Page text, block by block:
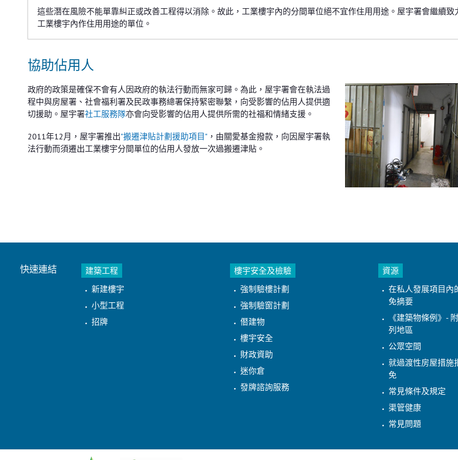
這些潛在風險不能單靠糾正或改善工程得以消除。故此，工業樓宇內的分間單位絕不宜作住用用途。屋宇署會繼續致
工業樓宇內作住用用途的單位。
協助佔用人
政府的政策是確保不會有人因政府的執法行動而無家可歸。為此，屋宇署會在執法過
程中與房屋署、社會福利署及民政事務總署保持緊密聯繫，向受影響的佔用人提供適
切援助。屋宇署社工服務隊亦會向受影響的佔用人提供所需的社福和情緒支援。
2011年12月，屋宇署推出"搬遷津貼計劃援助項目"，由關愛基金撥款，向因屋宇署執
法行動而須遷出工業樓宇分間單位的佔用人發放一次過搬遷津貼。
快速連結
建築工程
新建樓宇
小型工程
招牌
樓宇安全及檢驗
強制驗樓計劃
強制驗窗計劃
僭建物
樓宇安全
財政資助
迷你倉
發牌諮詢服務
資源
在私人發展項目內
免摘要
《建築物條例》-
列地區
公眾空間
就過渡性房屋措施
免
常見條件及規定
渠管健康
常見問題